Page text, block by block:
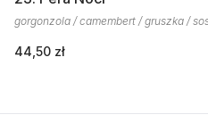
gorgonzola / camembert / gruszka /
44,50 zł